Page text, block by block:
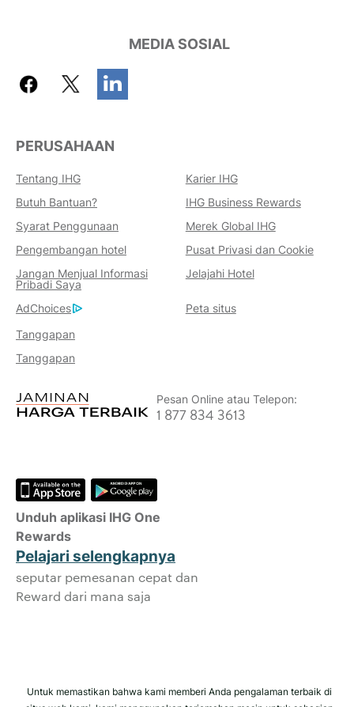
MEDIA SOSIAL
PERUSAHAAN
Tentang IHG
Karier IHG
Butuh Bantuan?
IHG Business Rewards
Syarat Penggunaan
Merek Global IHG
Pengembangan hotel
Pusat Privasi dan Cookie
Jangan Menjual Informasi
Pribadi Saya
Jelajahi Hotel
AdChoices
Peta situs
Tanggapan
Tanggapan
Pesan Online atau Telepon:
1 877 834 3613
Unduh aplikasi IHG One
Rewards
Pelajari selengkapnya
seputar pemesanan cepat dan
Reward dari mana saja
Keuntungan Memesan Dengan
Kami
Jaminan Harga Terbaik
Kami menjanjikan Anda harga terendah
yang tersedia secara online, atau kami
lima kali lipat poin IHG® One Rewards,
hingga maksimum 40.000 poin.
Jaminan Reservasi Online
Kamar Anda dijamin.
apa pun untuk melakukan reservasi
langsung dengan kami.
Privasi Data dan Keamanan Situs
IHG memperlakukan privasi Anda secara
serius dan berusaha melindungi Anda.
Semua informasi pribadi yang Anda
berikan dienkripsi dan aman.
Untuk memastikan bahwa kami memberi Anda pengalaman terbaik di